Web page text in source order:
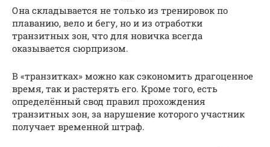
Она складывается не только из тренировок по
плаванию, вело и бегу, но и из отработки
транзитных зон, что для новичка всегда
оказывается сюрпризом.
В «транзитках» можно как сэкономить драгоценное
время, так и растерять его. Кроме того, есть
определённый свод правил прохождения
транзитных зон, за нарушение которого участник
получает временной штраф.